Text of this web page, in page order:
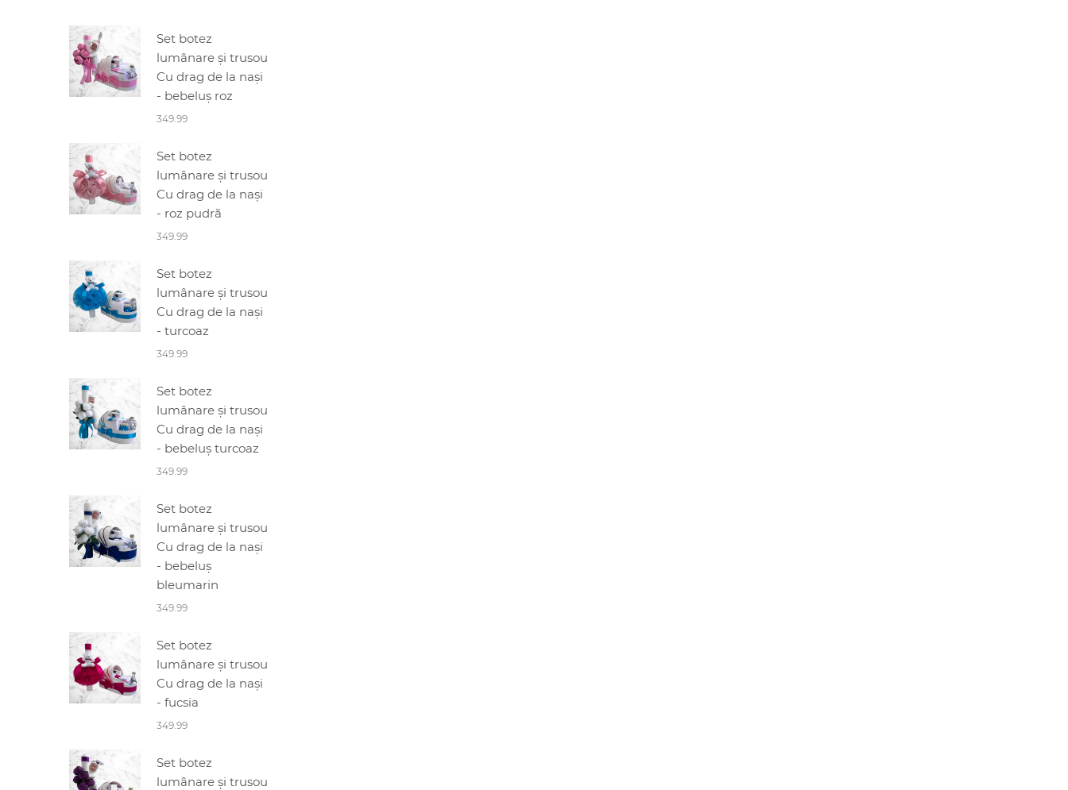
Set botez
lumânare și trusou
Cu drag de la nași
- bebeluș roz
349.99
Set botez
lumânare și trusou
Cu drag de la nași
- roz pudră
349.99
Set botez
lumânare și trusou
Cu drag de la nași
- turcoaz
349.99
Set botez
lumânare și trusou
Cu drag de la nași
- bebeluș turcoaz
349.99
Set botez
lumânare și trusou
Cu drag de la nași
- bebeluș
bleumarin
349.99
Set botez
lumânare și trusou
Cu drag de la nași
- fucsia
349.99
Set botez
lumânare și trusou